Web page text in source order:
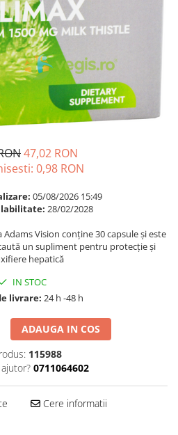
47,02 RON
0,98 RON
05/08/2026 15:49
28/02/2028
Adams Vision conține 30 capsule și este
un supliment pentru protecție și
hepatică
IN STOC
livrare: 24 h -48 h
ADAUGA IN COS
115988
0711064602
Cere informatii